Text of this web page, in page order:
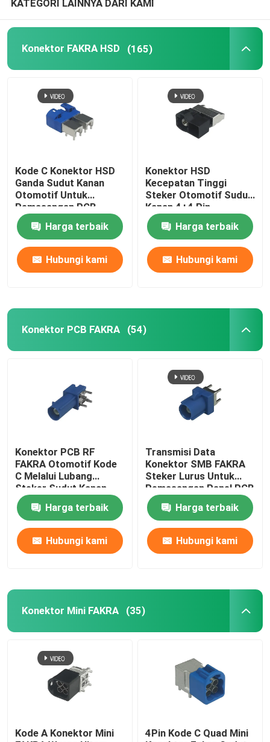
KATEGORI LAINNYA DARI KAMI
Konektor FAKRA HSD (165)
Kode C Konektor HSD
Ganda Sudut Kanan
Otomotif Untuk
Pemasangan PCB
Harga terbaik
Hubungi kami
Konektor HSD
Kecepatan Tinggi
Steker Otomotif Sudut
Kanan 4+4 Pin
Pemasangan PCB
Harga terbaik
Hubungi kami
Konektor PCB FAKRA (54)
Konektor PCB RF
FAKRA Otomotif Kode
C Melalui Lubang
Steker Sudut Kanan
Harga terbaik
Hubungi kami
Transmisi Data
Konektor SMB FAKRA
Steker Lurus Untuk
Pemasangan Panel PCB
Harga terbaik
Hubungi kami
Konektor Mini FAKRA (35)
Kode A Konektor Mini
4Pin Kode C Quad Mini